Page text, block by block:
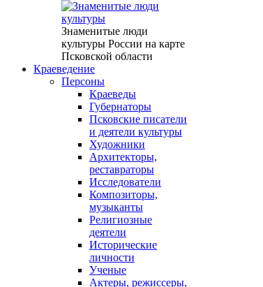
Знаменитые люди
культуры России на карте
Псковской области
Краеведение
Персоны
Краеведы
Губернаторы
Псковские писатели
и деятели культуры
Художники
Архитекторы,
реставраторы
Исследователи
Композиторы,
музыканты
Религиозные
деятели
Исторические
личности
Ученые
Актеры, режиссеры,